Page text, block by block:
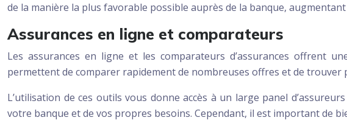
de la manière la plus favorable possible auprès de la banque, augmentant
Assurances en ligne et comparateurs
Les assurances en ligne et les comparateurs d’assurances offrent
permettent de comparer rapidement de nombreuses offres et de
L’utilisation de ces outils vous donne accès à un large panel
votre banque et de vos propres besoins. Cependant, il est important de